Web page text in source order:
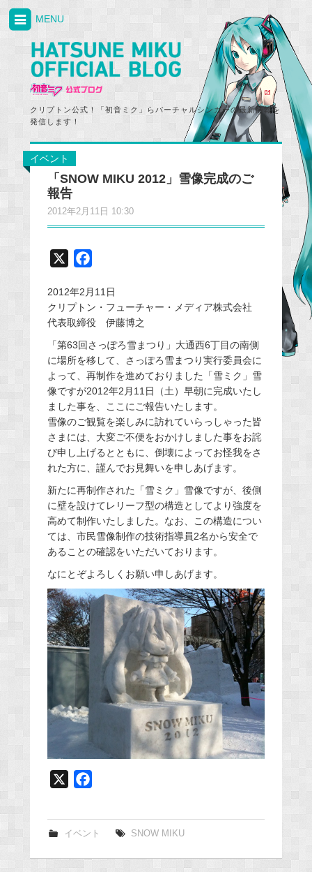
クリプトン公式！「初音ミク」らバーチャルシンガーの最新情報を
発信します！
MENU
イベント
「SNOW MIKU 2012」雪像完成のご
報告
2012年2月11日 10:30
c
e
b
o
o
k
2012年2月11日
クリプトン・フューチャー・メディア株式会社
代表取締役 伊藤博之
「第63回さっぽろ雪まつり」大通西6丁目の南側
に場所を移して、さっぽろ雪まつり実行委員会に
よって、再制作を進めておりました「雪ミク」雪
像ですが2012年2月11日（土）早朝に完成いたし
ました事を、ここにご報告いたします。
雪像のご観覧を楽しみに訪れていらっしゃった皆
さまには、大変ご不便をおかけしました事をお詫
び申し上げるとともに、倒壊によってお怪我をさ
れた方に、謹んでお見舞いを申しあげます。
新たに再制作された「雪ミク」雪像ですが、後側
に壁を設けてレリーフ型の構造としてより強度を
高めて制作いたしました。なお、この構造につい
ては、市民雪像制作の技術指導員2名から安全で
あることの確認をいただいております。
なにとぞよろしくお願い申しあげます。
e
イベント SNOW MIKU